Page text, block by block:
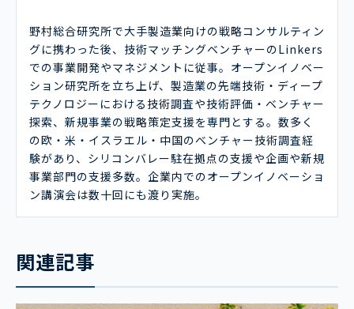
野村総合研究所で大手製造業向けの戦略コンサルティン
グに携わった後、技術マッチングベンチャーのLinkers
での事業開発やマネジメントに従事。オープンイノベー
ション研究所を立ち上げ、製造業の先端技術・ディープ
テクノロジーにおける技術調査や技術評価・ベンチャー
探索、新規事業の戦略策定支援を専門とする。数多く
の欧・米・イスラエル・中国のベンチャー技術調査経
験があり、シリコンバレー駐在拠点の支援や企画や新規
事業部門の支援多数。企業内でのオープンイノベーショ
ン講演会は数十回にも渡り実施。
関連記事